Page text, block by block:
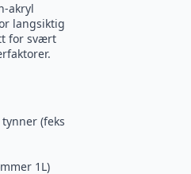
akryl
langsiktig
for svært
(feks
1L)